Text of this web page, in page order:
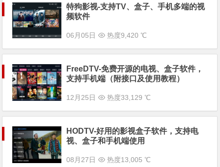
特狗影视-支持TV、盒子、手机多端的视
频软件
06月05日 热度9,420 ℃
FreeDTV-免费开源的电视、盒子软件，
支持手机端（附接口及使用教程）
12月25日 热度33,129 ℃
HODTV-好用的影视盒子软件，支持电
视、盒子和手机端使用
08月27日 热度13,005 ℃